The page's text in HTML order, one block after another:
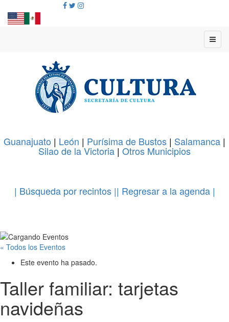
Guanajuato | León | Purísima de Bustos | Salamanca |
Silao de la Victoria | Otros Municipios
| Búsqueda por recintos || Regresar a la agenda |
« Todos los Eventos
Este evento ha pasado.
Taller familiar: tarjetas
navideñas